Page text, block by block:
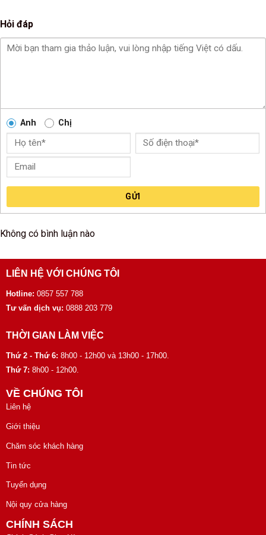
Hỏi đáp
Anh Chị
GỬI
Không có bình luận nào
LIÊN HỆ VỚI CHÚNG TÔI
Hotline: 0857 557 788
Tư vấn dịch vụ: 0888 203 779
THỜI GIAN LÀM VIỆC
Thứ 2 - Thứ 6: 8h00 - 12h00 và 13h00 - 17h00.
Thứ 7: 8h00 - 12h00.
VỀ CHÚNG TÔI
Liên hệ
Giới thiệu
Chăm sóc khách hàng
Tin tức
Tuyển dụng
Nội quy cửa hàng
CHÍNH SÁCH